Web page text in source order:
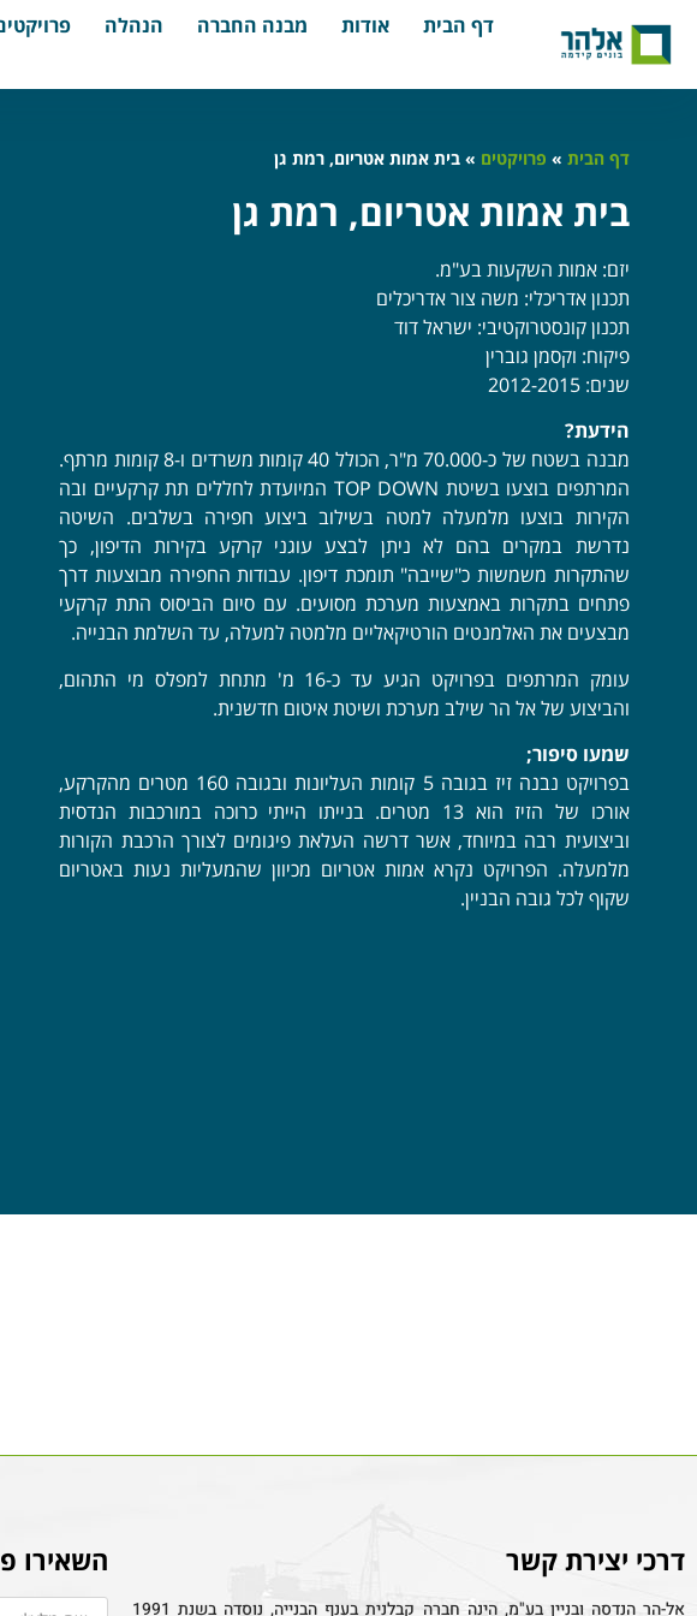
דף הבית אודות מבנה החברה הנהלה
דף הבית » פרויקטים »בית אמות אטריום, רמת גן
בית אמות אטריום, רמת גן
יזם: אמות השקעות בע"מ.
תכנון אדריכלי: משה צור אדריכלים
תכנון קונסטרוקטיבי: ישראל דוד
פיקוח: וקסמן גוברין
שנים: 2012-2015
הידעת?
מבנה בשטח של כ-70.000 מ"ר, הכולל 40 קומות משרדים ו-8 קומות מרתף.
המרתפים בוצעו בשיטת TOP DOWN המיועדת לחללים תת קרקעיים ובה
הקירות בוצעו מלמעלה למטה בשילוב ביצוע חפירה בשלבים. השיטה
נדרשת במקרים בהם לא ניתן לבצע עוגני קרקע בקירות הדיפון, כך
שהתקרות משמשות כ"שייבה" תומכת דיפון. עבודות החפירה מבוצעות דרך
פתחים בתקרות באמצעות מערכת מסועים. עם סיום הביסוס התת קרקעי
מבצעים את האלמנטים הורטיקאליים מלמטה למעלה, עד השלמת הבנייה.
עומק המרתפים בפרויקט הגיע עד כ-16 מ' מתחת למפלס מי התהום,
והביצוע של אל הר שילב מערכת ושיטת איטום חדשנית.
שמעו סיפור;
בפרויקט נבנה זיז בגובה 5 קומות העליונות ובגובה 160 מטרים מהקרקע,
אורכו של הזיז הוא 13 מטרים. בנייתו הייתי כרוכה במורכבות הנדסית
וביצועית רבה במיוחד, אשר דרשה העלאת פיגומים לצורך הרכבת הקורות
מלמעלה. הפרויקט נקרא אמות אטריום מכיוון שהמעליות נעות באטריום
שקוף לכל גובה הבניין.
דרכי יצירת קשר
אל-הר הנדסה ובניין בע"מ, הינה חברה קבלנית בענף הבנייה, נוסדה בשנת 1991
השאירו